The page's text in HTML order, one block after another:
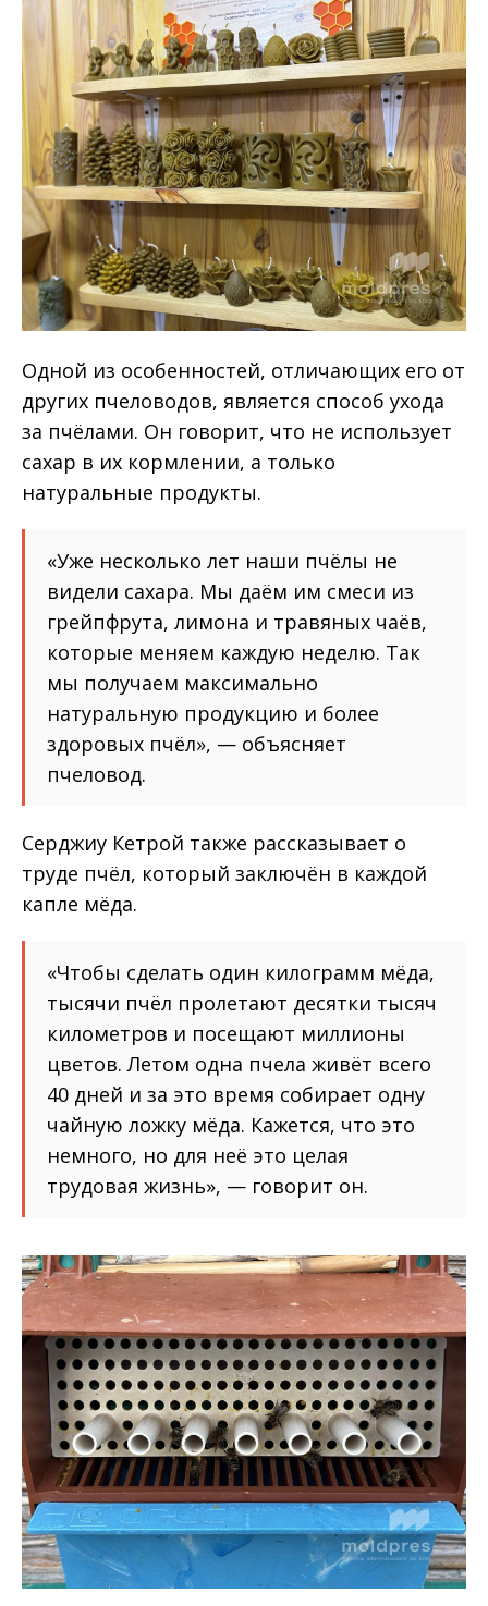
Одной из особенностей, отличающих его от
других пчеловодов, является способ ухода
за пчёлами. Он говорит, что не использует
сахар в их кормлении, а только
натуральные продукты.
«Уже несколько лет наши пчёлы не
видели сахара. Мы даём им смеси из
грейпфрута, лимона и травяных чаёв,
которые меняем каждую неделю. Так
мы получаем максимально
натуральную продукцию и более
здоровых пчёл», — объясняет
пчеловод.
Серджиу Кетрой также рассказывает о
труде пчёл, который заключён в каждой
капле мёда.
«Чтобы сделать один килограмм мёда,
тысячи пчёл пролетают десятки тысяч
километров и посещают миллионы
цветов. Летом одна пчела живёт всего
40 дней и за это время собирает одну
чайную ложку мёда. Кажется, что это
немного, но для неё это целая
трудовая жизнь», — говорит он.